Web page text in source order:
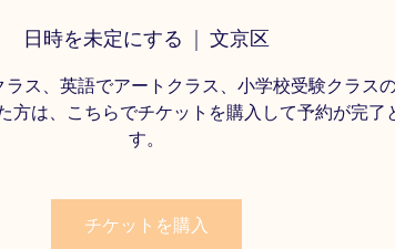
日時を未定にする 文京区
ラス、英語でアートクラス、小学校受験クラス
方は、こちらでチケットを購入して予約が完了
す。
チケットを購入